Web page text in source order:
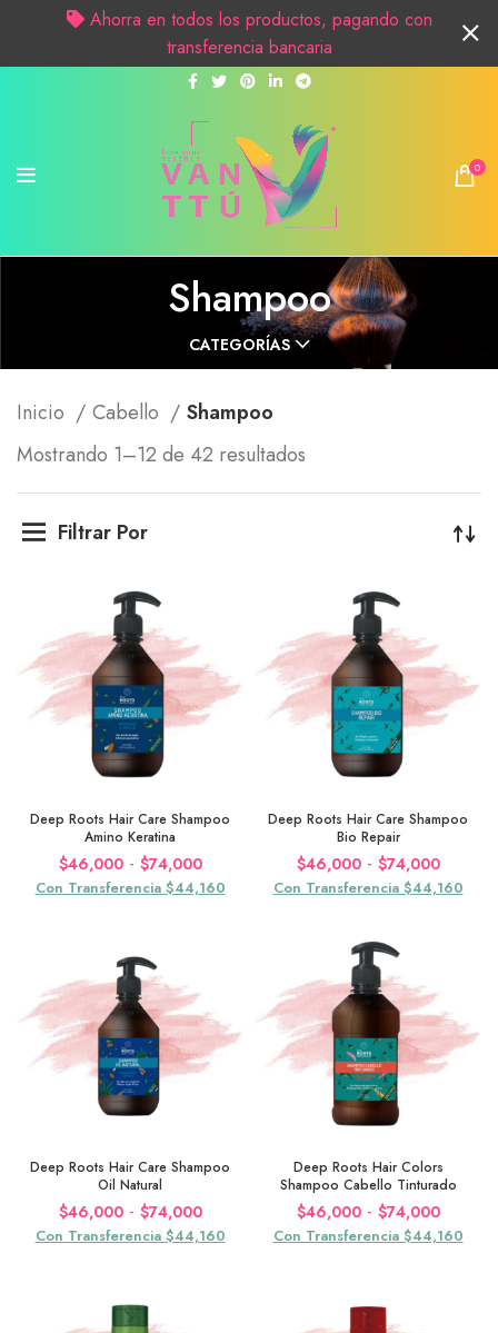
0
Shampoo
CATEGORÍAS
Inicio Cabello
Shampoo
Mostrando 1–12 de 42 resultados
Filtrar Por
Deep Roots Hair Care Shampoo
Amino Keratina
$46,000 - $74,000Rango
de
Con Transferencia $44,160
Deep Roots Hair Care Shampoo
Bio Repair
$46,000 - $74,000Rango
de
Con Transferencia $44,160
Deep Roots Hair Care Shampoo
Oil Natural
$46,000 - $74,000Rango
de
Con Transferencia $44,160
Deep Roots Hair Colors
Shampoo Cabello Tinturado
$46,000 - $74,000Rango
de
Con Transferencia $44,160
Ahorra en todos los productos, pagando con
transferencia bancaria